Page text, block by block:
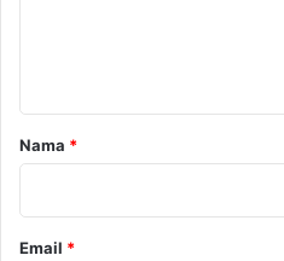
rNama *
Email *